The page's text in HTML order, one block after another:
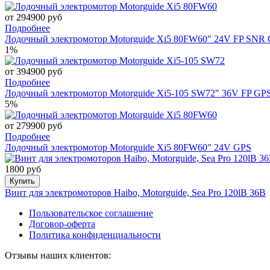
от 294900 руб
Подробнее
Лодочный электромотор Motorguide Xi5 80FW60" 24V FP SNR
1%
от 394900 руб
Подробнее
Лодочный электромотор Motorguide Xi5-105 SW72" 36V FP
5%
от 279900 руб
Подробнее
Лодочный электромотор Motorguide Xi5 80FW60" 24V GPS
1800 руб
Купить
Винт для электромоторов Haibo, Motorguide, Sea Pro 120lB 36В
Пользовательское соглашение
Договор-оферта
Политика конфиденциальности
Отзывы наших клиентов: